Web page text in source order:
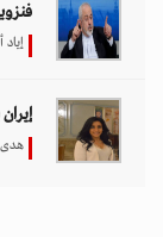
إياد